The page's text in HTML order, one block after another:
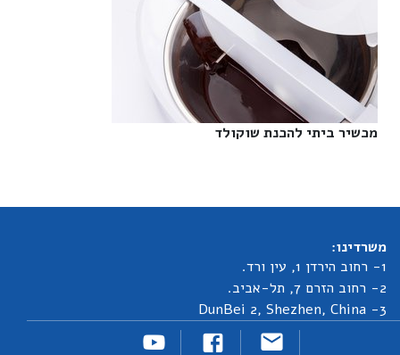
מכשיר ביתי להכנת שוקולד‎
משרדינו:
1- רחוב הירדן 1, עין ורד.
2- רחוב הזרם 7, תל-אביב.
3- DunBei 2, Shezhen, China